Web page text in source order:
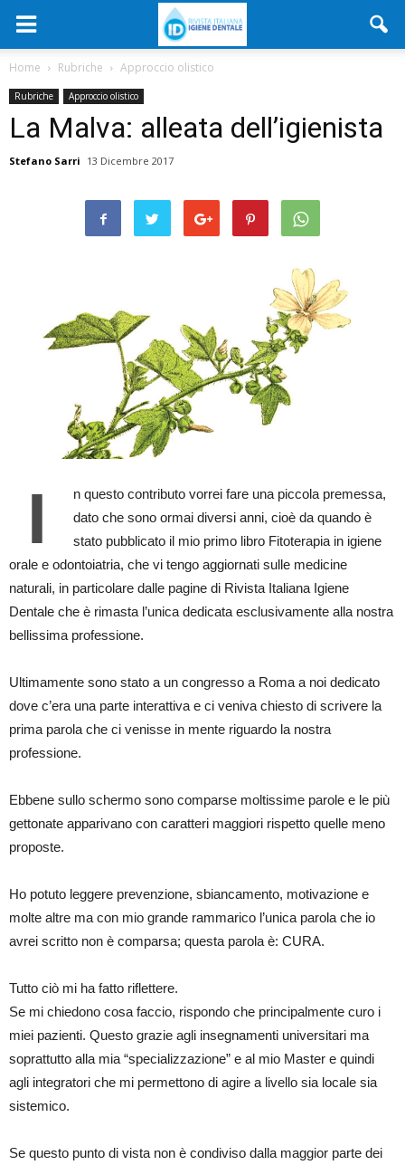
Home Rubriche Approccio olistico
Rubriche Approccio olistico
La Malva: alleata dell’igienista
Stefano Sarri 13 Dicembre 2017
I
n questo contributo vorrei fare una piccola premessa,
dato che sono ormai diversi anni, cioè da quando è
stato pubblicato il mio primo libro Fitoterapia in igiene
orale e odontoiatria, che vi tengo aggiornati sulle medicine
naturali, in particolare dalle pagine di Rivista Italiana Igiene
Dentale che è rimasta l’unica dedicata esclusivamente alla nostra
bellissima professione.
Ultimamente sono stato a un congresso a Roma a noi dedicato
dove c’era una parte interattiva e ci veniva chiesto di scrivere la
prima parola che ci venisse in mente riguardo la nostra
professione.
Ebbene sullo schermo sono comparse moltissime parole e le più
gettonate apparivano con caratteri maggiori rispetto quelle meno
proposte.
Ho potuto leggere prevenzione, sbiancamento, motivazione e
molte altre ma con mio grande rammarico l’unica parola che io
avrei scritto non è comparsa; questa parola è: CURA.
Tutto ciò mi ha fatto riflettere.
Se mi chiedono cosa faccio, rispondo che principalmente curo i
miei pazienti. Questo grazie agli insegnamenti universitari ma
soprattutto alla mia “specializzazione” e al mio Master e quindi
agli integratori che mi permettono di agire a livello sia locale sia
sistemico.
Se questo punto di vista non è condiviso dalla maggior parte dei